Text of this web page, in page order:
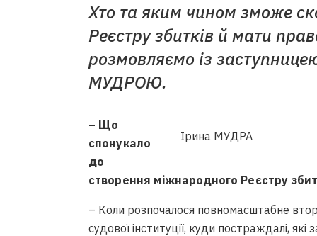
Хто та яким чином зможе
Реєстру збитків й мати
розмовляємо із
МУДРОЮ.
Ірина МУДРА
– Що
спонукало
до
створення міжнародного Реєстру
– Коли розпочалося повномасштабне
судової інституції, куди постраждалі,